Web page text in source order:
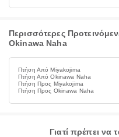
Περισσότερες
Okinawa Naha
Πτήση Από Miyakojima
Πτήση Από Okinawa Naha
Πτήση Προς Miyakojima
Πτήση Προς Okinawa Naha
Γιατί πρέπει να